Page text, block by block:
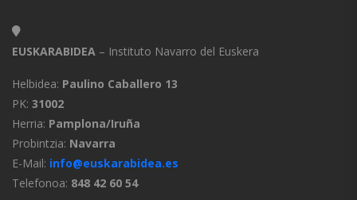
EUSKARABIDEA – Instituto Navarro del Euskera
Helbidea: Paulino Caballero 13
PK: 31002
Herria: Pamplona/Iruña
Probintzia: Navarra
E-Mail: info@euskarabidea.es
Telefonoa: 848 42 60 54